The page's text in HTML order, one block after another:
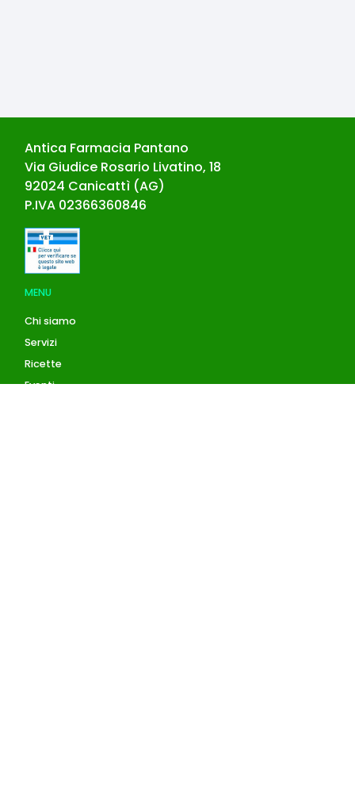
Antica Farmacia Pantano
Via Giudice Rosario Livatino, 18
92024 Canicattì (AG)
P.IVA 02366360846
MENU
Chi siamo
Servizi
Ricette
Eventi